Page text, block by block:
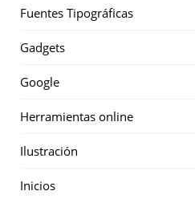
Fuentes Tipográficas
Gadgets
Google
Herramientas online
Ilustración
Inicios